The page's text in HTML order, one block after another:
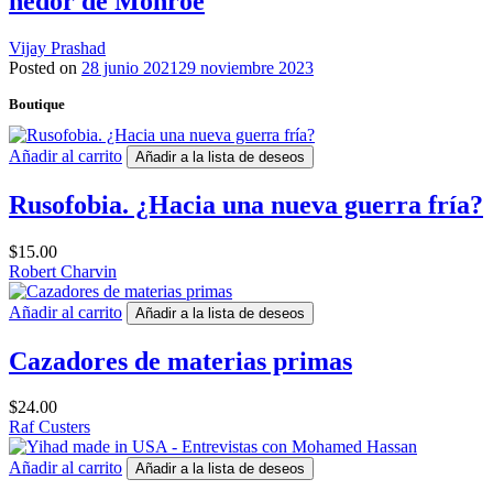
Vijay Prashad
Posted on 28 junio 2021 29 noviembre 2023
Boutique
Añadir al carrito Añadir a la lista de deseos
Rusofobia. ¿Hacia una nueva guerra fría?
$15.00
Robert Charvin
Añadir al carrito Añadir a la lista de deseos
Cazadores de materias primas
$24.00
Raf Custers
Añadir al carrito Añadir a la lista de deseos